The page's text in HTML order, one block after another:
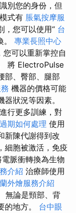
別您的身份，但
式有 脹氣按摩服
，您可以使用“ 台
。 專業長照中心
可以重新掌控自
將 ElectroPulse
部、臀部、腿部
機器的價格可能
狀況等因素。
行更多訓練，對
期如何處理 使用
新陳代謝得到改
細胞被激活，免疫
脈衝轉換為生物
介紹 治療師使用
外燴服務介紹
無論是頸部、背
的地方。 台中眼